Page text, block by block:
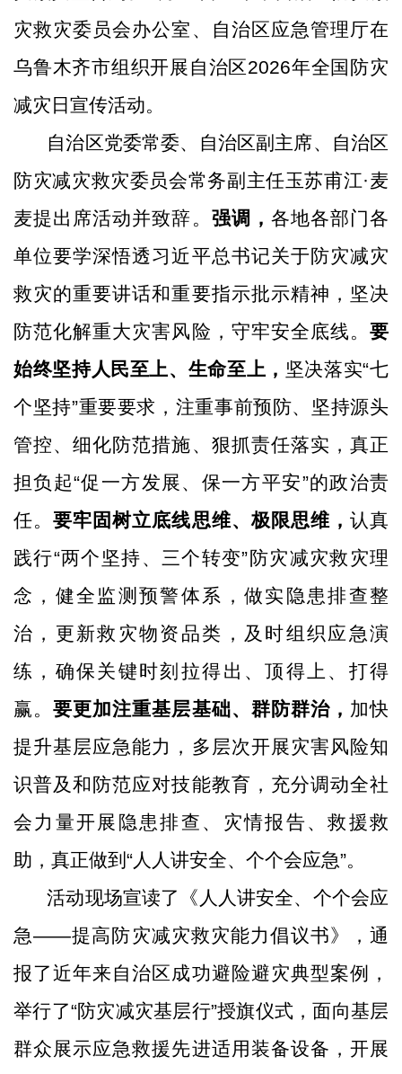
灾救灾委员会办公室、自治区应急管理厅在
乌鲁木齐市组织开展自治区2026年全国防灾
减灾日 宣传活动。
自治区党委常委、自治区副主席、自治区
防灾减灾救灾委员会常务副主任玉苏甫江·麦
麦提出席活动并致辞。 强调， 各地各部门各
单位要学深悟透习近平总书记关于防灾减灾
救灾的重要讲话和重要指示批示精神，坚决
防范化解重大灾害风险，守牢安全底线。 要
始终坚持人民至上、生命至上， 坚决落实“七
个坚持”重要要求，注重事前预防、坚持源头
管控、细化防范措施、狠抓责任落实，真正
担负起“促一方发展、保一方平安”的政治责
任。要牢固树立底线思维、极限思维， 认真
践行“两个坚持、三个转变”防灾减灾救灾理
念 ，健全监测预警体系，做实隐患排查整
治，更新救灾物资品类，及时组织应急演
练，确保关键时刻拉得出、顶得上、打得
赢。要更加注重基层基础、群防群治， 加快
提升基层应急能力，多层次开展灾害风险知
识普及和防范应对技能教育，充分调动全社
会力量开展隐患排查、灾情报告、救援救
助，真正做到 “人人讲安全、个个会应急”。
活动现场宣读了《 人人讲安全、个个会应
急——提高防灾减灾救灾能力倡议书》，通
报了近年来自治区成功避险避灾典型案例，
举行了“防灾减灾基层行”授旗仪式，面向基层
群众展示应急救援先进适用装备设备，开展